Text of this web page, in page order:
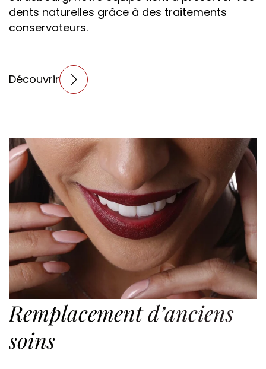
dents naturelles grâce à des traitements
conservateurs.
Découvrir
Remplacement d’anciens
soins